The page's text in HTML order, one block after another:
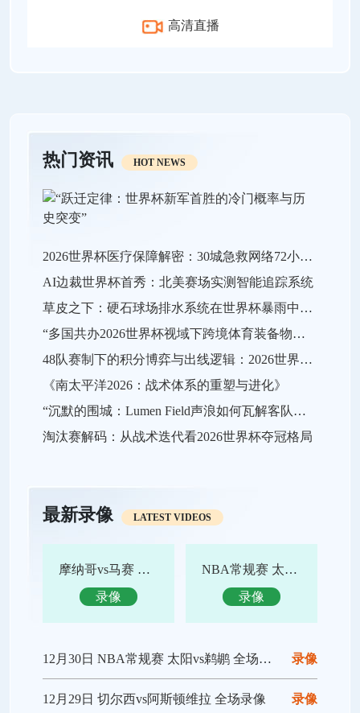
高清直播
热门资讯 HOT NEWS
2026世界杯医疗保障解密：30城急救网络72小时全域激活
AI边裁世界杯首秀：北美赛场实测智能追踪系统
草皮之下：硬石球场排水系统在世界杯暴雨中的极限生存战
“多国共办2026世界杯视域下跨境体育装备物流效能的关键瓶颈与系统优化策略”
48队赛制下的积分博弈与出线逻辑：2026世界杯小组赛战略推演
《南太平洋2026：战术体系的重塑与进化》
“沉默的围城：Lumen Field声浪如何瓦解客队进攻，及2026世界杯的应对之策”
淘汰赛解码：从战术迭代看2026世界杯夺冠格局
最新录像 LATEST VIDEOS
摩纳哥vs马赛 全场录像回放
录像
NBA常规赛 太阳vs鹈鹕 全场集锦
录像
录像
12月30日 NBA常规赛 太阳vs鹈鹕 全场录像回放
录像
12月29日 切尔西vs阿斯顿维拉 全场录像